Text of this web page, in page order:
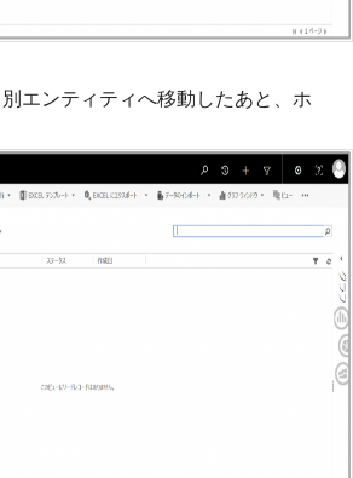
エンティティへ移動したあと、ホ